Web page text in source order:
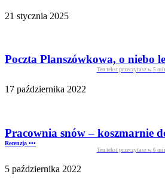
21 stycznia 2025
Poczta Planszówkowa, o niebo
Ten tekst przeczytasz w 5
17 października 2022
Pracownia snów – koszmarnie
Recenzja •••
Ten tekst przeczytasz w 6
5 października 2022